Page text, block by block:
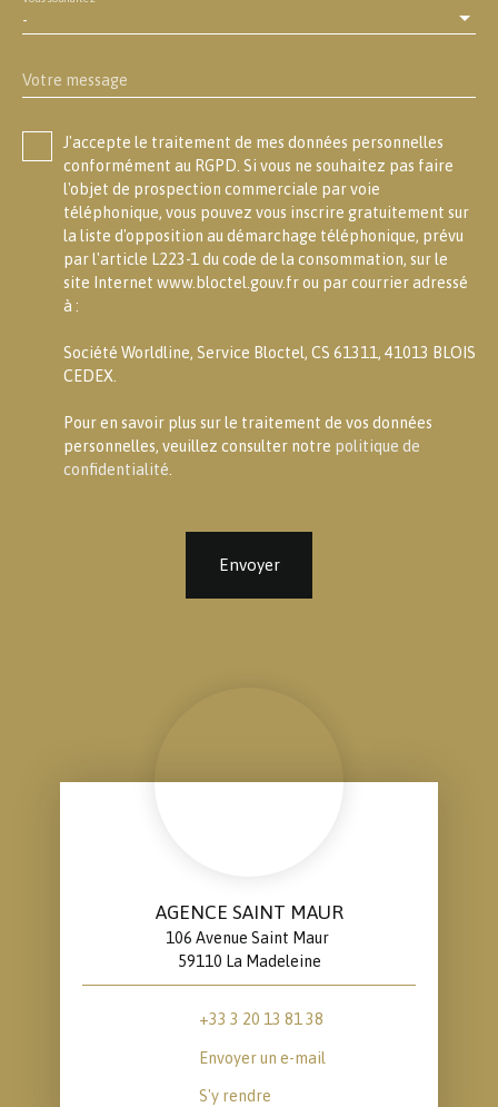
-
Votre message
J'accepte le traitement de mes données personnelles
conformément au RGPD. Si vous ne souhaitez pas faire
l'objet de prospection commerciale par voie
téléphonique, vous pouvez vous inscrire gratuitement sur
la liste d'opposition au démarchage téléphonique, prévu
par l'article L223-1 du code de la consommation, sur le
site Internet www.bloctel.gouv.fr ou par courrier adressé
à :
Société Worldline, Service Bloctel, CS 61311, 41013 BLOIS
CEDEX.
Pour en savoir plus sur le traitement de vos données
personnelles, veuillez consulter notre politique de
confidentialité.
Envoyer
AGENCE SAINT MAUR
106 Avenue Saint Maur
59110 La Madeleine
+33 3 20 13 81 38
Envoyer un e-mail
S'y rendre